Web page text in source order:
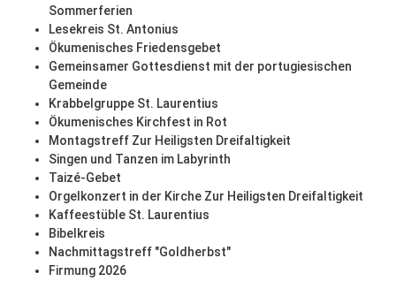
Sommerferien
Lesekreis St. Antonius
Ökumenisches Friedensgebet
Gemeinsamer Gottesdienst mit der portugiesischen
Gemeinde
Krabbelgruppe St. Laurentius
Ökumenisches Kirchfest in Rot
Montagstreff Zur Heiligsten Dreifaltigkeit
Singen und Tanzen im Labyrinth
Taizé-Gebet
Orgelkonzert in der Kirche Zur Heiligsten Dreifaltigkeit
Kaffeestüble St. Laurentius
Bibelkreis
Nachmittagstreff "Goldherbst"
Firmung 2026